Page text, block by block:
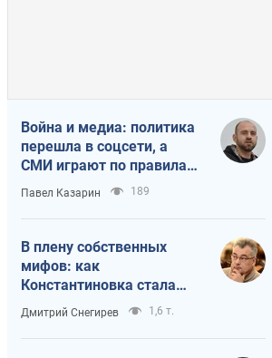
Война и медиа: политика
перешла в соцсети, а
СМИ играют по правилам
YouTube
Павел Казарин 189
В плену собственных
мифов: как
Константиновка стала
главной идеологической
ловушкой для российских
оккупантов
Дмитрий Снегирев 1,6 т.